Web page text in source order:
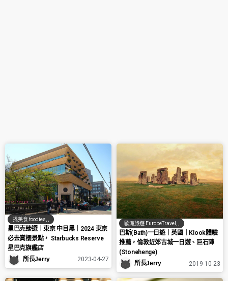
找美食 foodies
星巴克臻選｜東京 中目黑｜2024 東京
必去賞櫻景點， Starbucks Reserve
星巴克旗艦店
所長Jerry
2023-04-27
歐洲旅遊 EuropeTravel
巴斯(Bath)一日遊｜英國｜Klook體驗
推薦，倫敦近郊古城一日遊、巨石陣
(Stonehenge)
所長Jerry
2019-10-23